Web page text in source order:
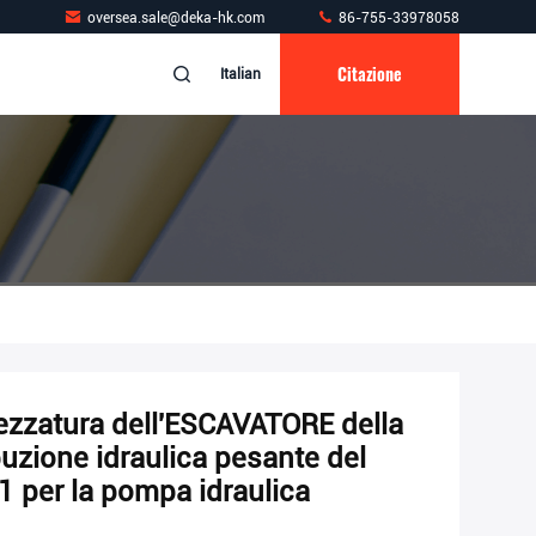
oversea.sale@deka-hk.com 86-755-33978058
Italian Citazione
dell'ESCAVATORE della
idraulica pesante del
per la pompa idraulica